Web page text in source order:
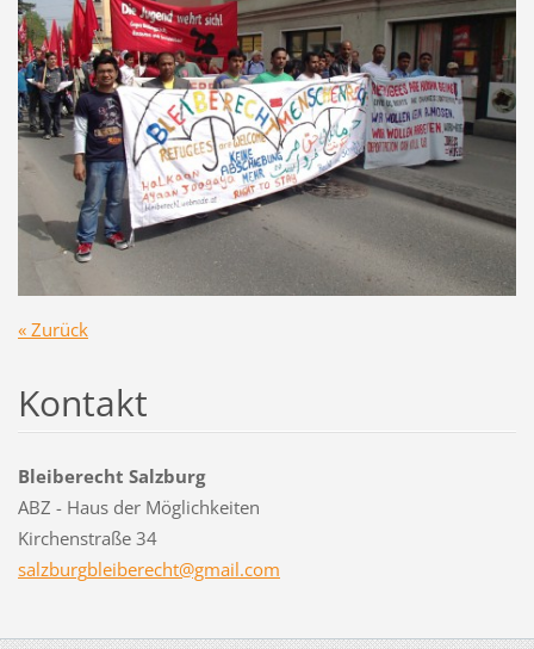
« Zurück
Kontakt
Bleiberecht Salzburg
ABZ - Haus der Möglichkeiten
Kirchenstraße 34
salzburgbleiberecht@gmail.com